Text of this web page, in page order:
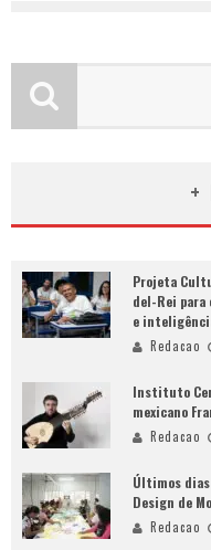
+
Projeta
del-Rei
e
Redacao
Instituto
mexicano
Redacao
Últimos
Design de
Redacao